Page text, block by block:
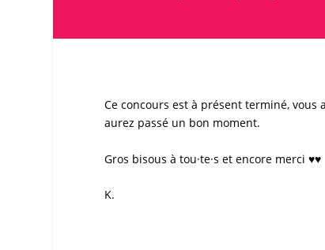
Ce concours est à présent terminé, vous
aurez passé un bon moment.
Gros bisous à tou·te·s et encore merci ♥♥
K.